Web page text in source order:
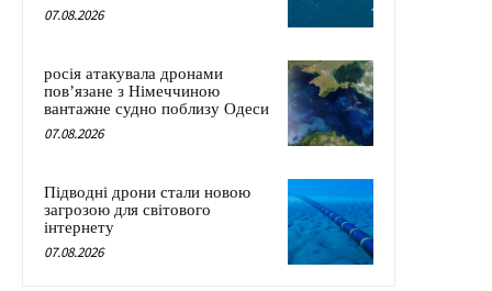
07.08.2026
росія атакувала дронами
пов’язане з Німеччиною
вантажне судно поблизу Одеси
07.08.2026
Підводні дрони стали новою
загрозою для світового
інтернету
07.08.2026